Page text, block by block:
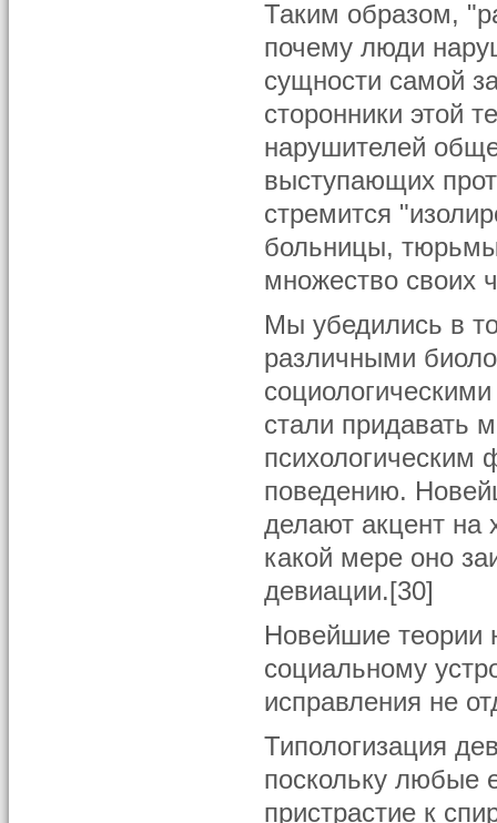
Таким образом,
почему люди
сущности самой
сторонники этой
нарушителей
выступающих
стремится
больницы,
множество своих
Мы убедились в
различными
стали придавать
поведению.
делают акцент на
какой мере оно
девиации.[30]
Новейшие теории
социальному
исправления не
Типологизация
поскольку любые
пристрастие к